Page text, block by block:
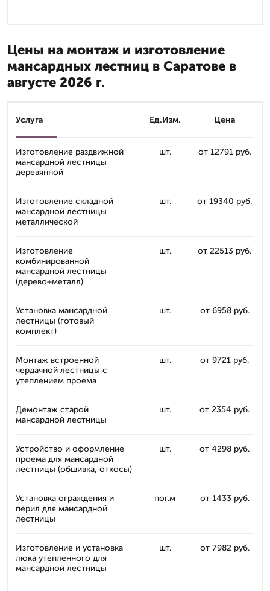
Цены на монтаж и изготовление
мансардных лестниц в Саратове в
августе 2026 г.
Услуга Ед.Изм. Цена
Изготовление раздвижной
мансардной лестницы
деревянной
шт. от 12791 руб.
Изготовление складной
мансардной лестницы
металлической
шт. от 19340 руб.
Изготовление
комбинированной
мансардной лестницы
(дерево+металл)
шт. от 22513 руб.
Установка мансардной
лестницы (готовый
комплект)
шт. от 6958 руб.
Монтаж встроенной
чердачной лестницы с
утеплением проема
шт. от 9721 руб.
Демонтаж старой
мансардной лестницы
шт. от 2354 руб.
Устройство и оформление
проема для мансардной
лестницы (обшивка, откосы)
шт. от 4298 руб.
Установка ограждения и
перил для мансардной
лестницы
пог.м от 1433 руб.
Изготовление и установка
люка утепленного для
мансардной лестницы
шт. от 7982 руб.